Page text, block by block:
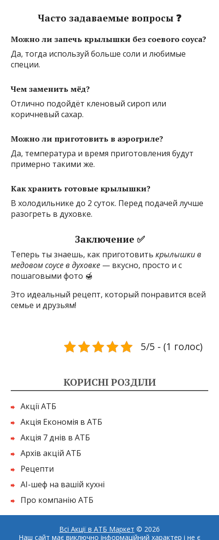
Часто задаваемые вопросы ❓
Можно ли запечь крылышки без соевого соуса?
Да, тогда используй больше соли и любимые
специи.
Чем заменить мёд?
Отлично подойдёт кленовый сироп или
коричневый сахар.
Можно ли приготовить в аэрогриле?
Да, температура и время приготовления будут
примерно такими же.
Как хранить готовые крылышки?
В холодильнике до 2 суток. Перед подачей лучше
разогреть в духовке.
Заключение ✅
Теперь ты знаешь, как приготовитькрылышки в
медовом соусе в духовке — вкусно, просто и с
пошаговыми фото 🍯
Это идеальный рецепт, который понравится всей
семье и друзьям!
5/5 - (1 голос)
КОРИСНІ РОЗДІЛИ
Акції АТБ
Акція Економія в АТБ
Акція 7 днів в АТБ
Архів акцій АТБ
Рецепти
AI-шеф на вашій кухні
Про компанію АТБ
Всі Акції в АТБ Маркет © 2026
Наш сайт має виключно інформаційний характер і не є